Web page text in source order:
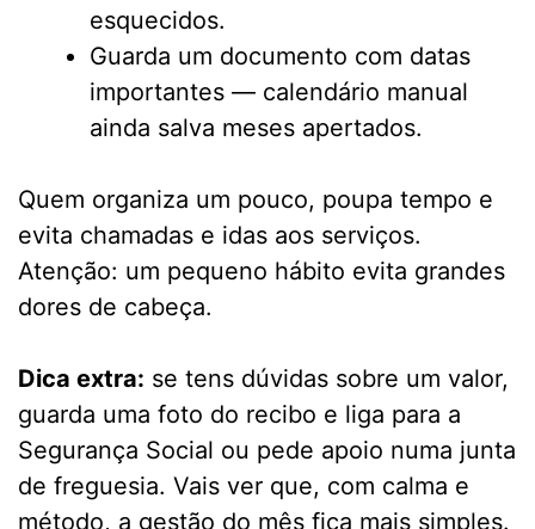
esquecidos.
Guarda um documento com datas
importantes — calendário manual
ainda salva meses apertados.
Quem organiza um pouco, poupa tempo e
evita chamadas e idas aos serviços.
Atenção: um pequeno hábito evita grandes
dores de cabeça.
Dica extra: se tens dúvidas sobre um valor,
guarda uma foto do recibo e liga para a
Segurança Social ou pede apoio numa junta
de freguesia. Vais ver que, com calma e
método, a gestão do mês fica mais simples.